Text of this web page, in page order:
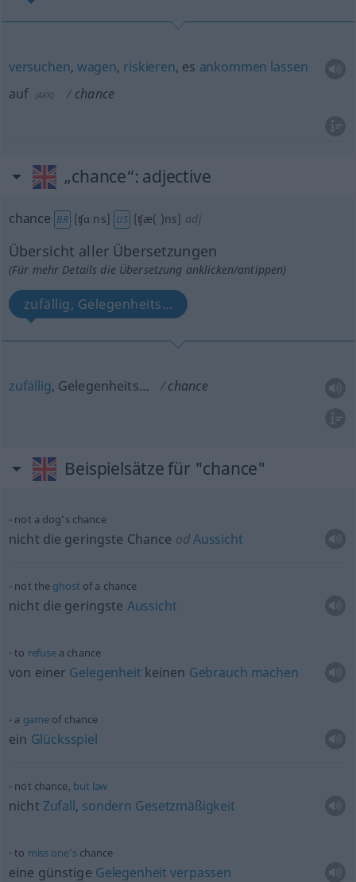
versuchen, wagen, riskieren, es ankommen lassen
auf (AKK) chance
„chance“: adjective
chance BR [ʧɑːns] US [ʧæ(ː)ns] adj
Übersicht aller Übersetzungen
(Für mehr Details die Übersetzung anklicken/antippen)
zufällig, Gelegenheits…
zufällig, Gelegenheits… chance
Beispielsätze für "chance"
not a dog’s chance
nicht die geringste Chance odAussicht
not the ghost of a chance
nicht die geringste Aussicht
to refusea chance
von einer Gelegenheit keinen Gebrauch machen
a game of chance
ein Glücksspiel
not chance, but law
nicht Zufall, sondern Gesetzmäßigkeit
to miss one’schance
eine günstige Gelegenheit verpassen